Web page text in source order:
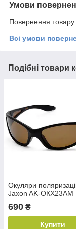
Умови
Повернення
Всі умови
Подібні товари
Окуляри
Jaxon AK-ОКХ23АМ
690 ₴
Купити